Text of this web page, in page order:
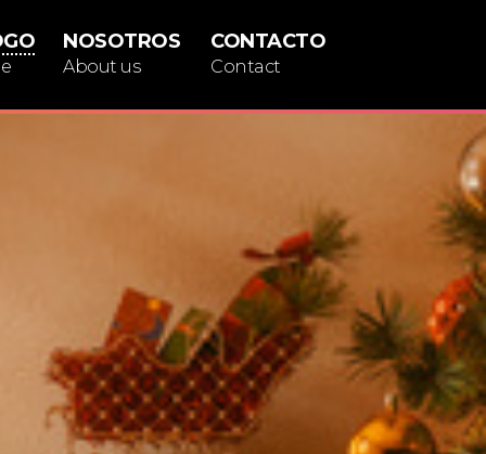
NOSOTROS
About us
CONTACTO
Contact